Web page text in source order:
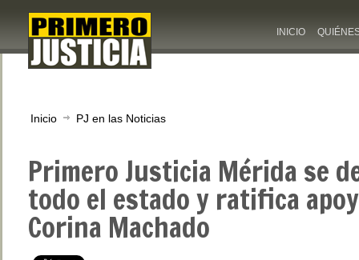
INICIO
Inicio PJ en las Noticias
Primero Justicia Mérida se
todo el estado y ratifica
Corina Machado